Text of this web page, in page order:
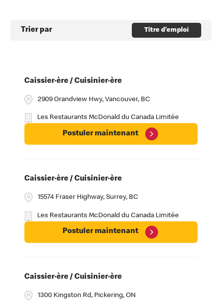
Trier par Titre d'emploi
Caissier·ère / Cuisinier·ère
2909 Grandview Hwy, Vancouver, BC
Les Restaurants McDonald du Canada Limitée
Postuler maintenant
Caissier·ère / Cuisinier·ère
15574 Fraser Highway, Surrey, BC
Les Restaurants McDonald du Canada Limitée
Postuler maintenant
Caissier·ère / Cuisinier·ère
1300 Kingston Rd, Pickering, ON